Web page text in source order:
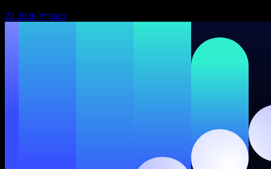
22 באפריל 2026